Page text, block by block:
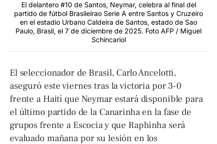
El delantero #10 de Santos, Neymar, celebra al final del
partido de fútbol Brasileirao Serie A entre Santos y Cruzeiro
en el estadio Urbano Caldeira de Santos, estado de Sao
Paulo, Brasil, el 7 de diciembre de 2025. Foto AFP / Miguel
Schincariol
El seleccionador de Brasil, Carlo Ancelotti,
aseguró este viernes tras la victoria por 3-0
frente a Haití que Neymar estará disponible para
el último partido de la Canarinha en la fase de
grupos frente a Escocia y que Raphinha será
evaluado mañana por su lesión en los